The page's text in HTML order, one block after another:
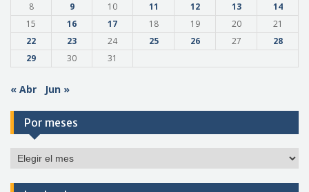
8
9 10 11 12 13
14
15
16 17 18 19 20
21
22
23 24 25 26 27
28
29
30 31
« Abr Jun »
Por meses
Por